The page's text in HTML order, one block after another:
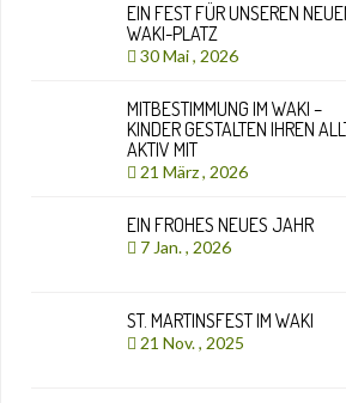
EIN FEST FÜR UNSEREN
WAKI-PLATZ
30 Mai , 2026
MITBESTIMMUNG IM WAKI –
KINDER GESTALTEN IHREN
AKTIV MIT
21 März , 2026
EIN FROHES NEUES JAHR
7 Jan. , 2026
ST. MARTINSFEST IM WAKI
21 Nov. , 2025